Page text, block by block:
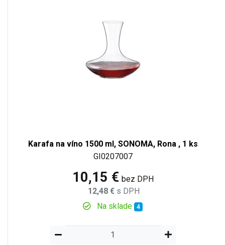
Karafa na víno 1500 ml, SONOMA, Rona , 1 ks
GI0207007
10,15 € bez DPH
12,48 € s DPH
Na sklade 4